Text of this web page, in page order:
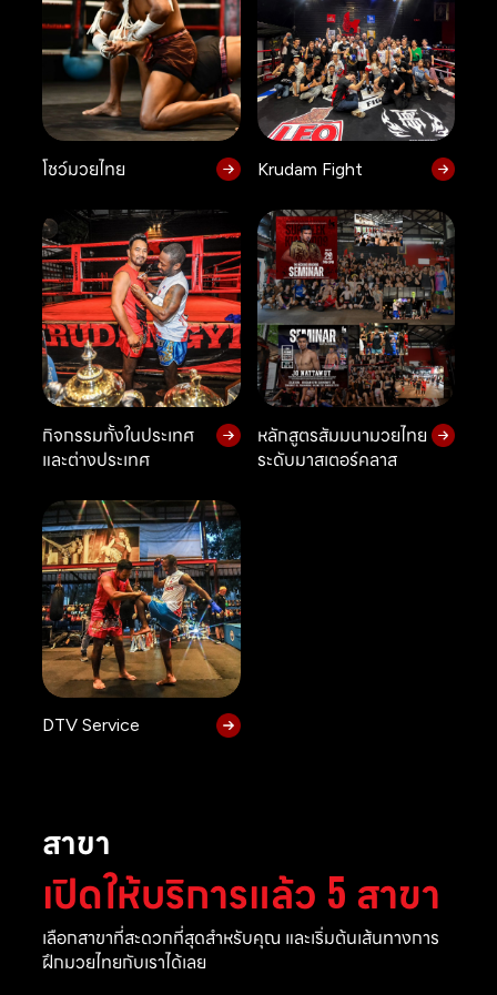
โชว์มวยไทย Krudam Fight
กิจกรรมทั้งในประเทศ
และต่างประเทศ
หลักสูตรสัมมนามวยไทย
ระดับมาสเตอร์คลาส
DTV Service
สาขา
เปิดให้บริการแล้ว 5 สาขา
เลือกสาขาที่สะดวกที่สุดสำหรับคุณ และเริ่มต้นเส้นทางการ
ฝึกมวยไทยกับเราได้เลย